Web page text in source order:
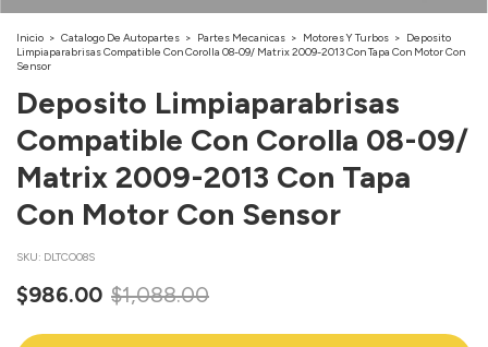
Inicio > Catalogo De Autopartes > Partes Mecanicas > Motores Y Turbos > Deposito
Limpiaparabrisas Compatible Con Corolla 08-09/ Matrix 2009-2013 Con Tapa Con Motor Con
Sensor
Deposito Limpiaparabrisas
Compatible Con Corolla 08-09/
Matrix 2009-2013 Con Tapa
Con Motor Con Sensor
SKU: DLTCO08S
$986.00 $1,088.00